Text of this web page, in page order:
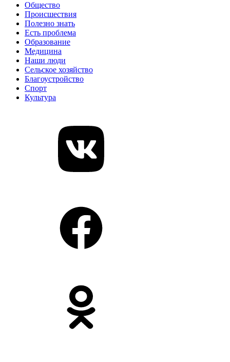
Общество
Происшествия
Полезно знать
Есть проблема
Образование
Медицина
Наши люди
Сельское хозяйство
Благоустройство
Спорт
Культура